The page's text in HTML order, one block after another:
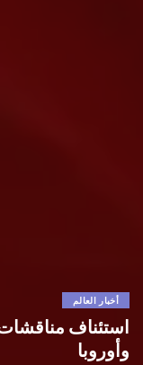
أخبار العالم
استئناف
وأوروبا